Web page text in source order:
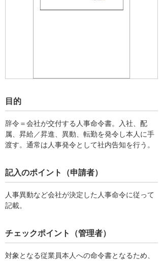
目的
辞令＝会社が交付する人事命令書。入社、配
属、昇給／昇進、異動、転勤を発令し本人に手
渡す。通常は人事発令として社内告知を行う。
記入のポイント（申請者）
人事異動など会社が決定した人事命令に従って
記載。
チェックポイント（管理者）
対象となる従業員本人への命令書となるため、